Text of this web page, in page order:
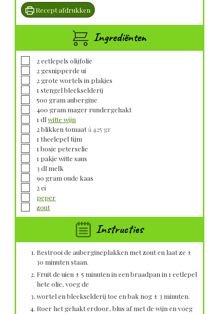
Recept afdrukken
Ingrediënten
▢
2 eetlepels olijfolie
▢
2 gesnipperde ui
▢
2 grote wortels in plakjes
▢1 stengel bleekselderij
▢
500 gram aubergine
▢400 gram mager rundergehakt
▢1 dl witte wijn
▢
2 blikken tomaatá 425 gr
▢1 theelepel tijm
▢1 bosje peterselie
▢1 pakje witte saus
▢
3 dl melk
▢
90 gram oude kaas
▢
2 ei
▢
peper
▢
zout
Instructies
Bestrooi de aubergineplakken met zout en laat ze ±
30 minuten staan.
Fruit de uien ± 5 minuten in een braadpan in 1 eetlepel
hete olie, voeg de
wortel en bleekselderij toe en bak nog ± 3 minuten.
Roer het gehakt erdoor, blus af met de wijn en voeg